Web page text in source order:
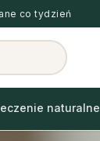
co tydzień
naturalne